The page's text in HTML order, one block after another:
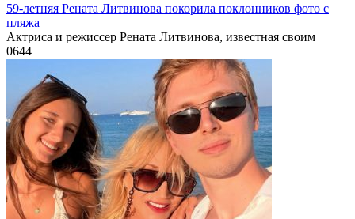
59-летняя Рената Литвинова покорила поклонников фото с
пляжа
Актриса и режиссер Рената Литвинова, известная своим
0644